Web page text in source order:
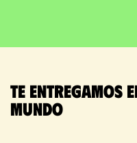
Te entregamos
mundo